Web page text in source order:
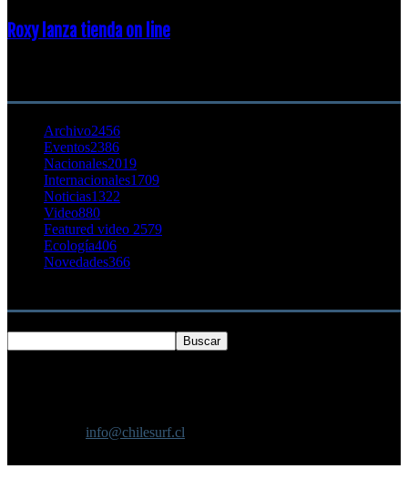
Roxy lanza tienda on line
Archivo2456
Eventos2386
Nacionales2019
Internacionales1709
Noticias1322
Video880
Featured video 2579
Ecología406
Novedades366
info@chilesurf.cl